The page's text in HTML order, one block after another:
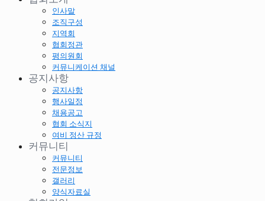
인사말
조직구성
지역회
협회정관
평의원회
커뮤니케이션 채널
공지사항
공지사항
행사일정
채용공고
협회 소식지
여비 정산 규정
커뮤니티
커뮤니티
전문정보
갤러리
양식자료실